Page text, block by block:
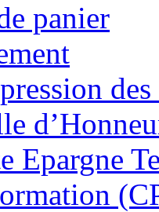
panier
des
Epargne